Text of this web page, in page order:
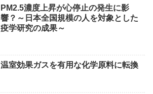
PM2.5濃度上昇が心停止の発生に影
響？～日本全国規模の人を対象とした
疫学研究の成果～
温室効果ガスを有用な化学原料に転換